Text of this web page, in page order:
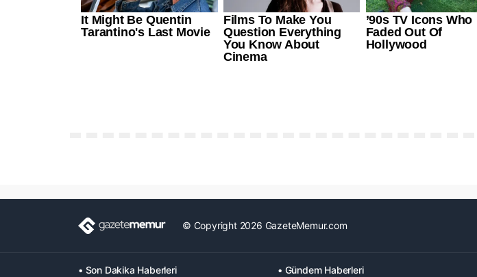
© Copyright 2026 GazeteMemur.com
• Son Dakika Haberleri • Gündem Haberleri